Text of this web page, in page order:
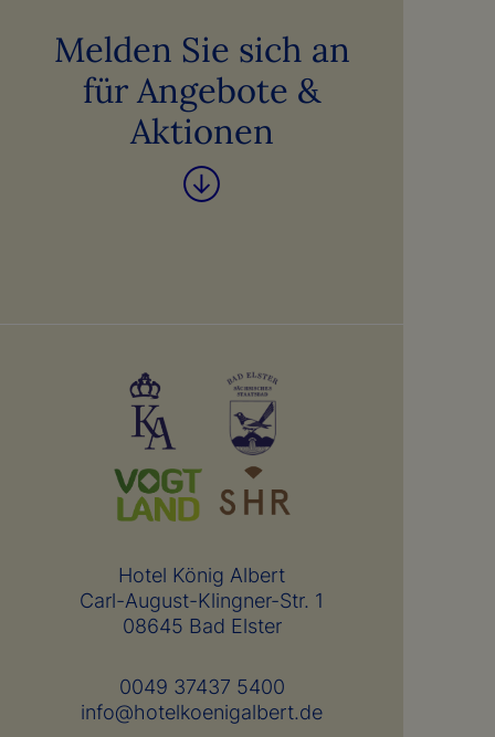
Melden Sie sich an
für Angebote &
Aktionen
Hotel König Albert
Carl-August-Klingner-Str. 1
08645 Bad Elster
0049 37437 5400
info@hotelkoenigalbert.de